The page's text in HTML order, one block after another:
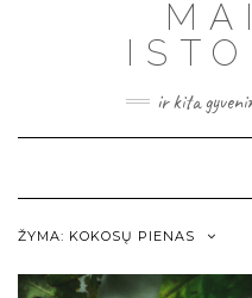
ir kita
ŽYMA: KOKOSŲ PIENAS